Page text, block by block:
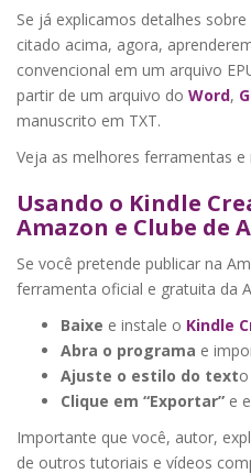
Se já explicamos detalhes
citado acima, agora,
convencional em um arquivo
partir de um arquivo do Word,
manuscrito em TXT.
Veja as melhores ferramentas e
Usando o Kindle
Amazon e Clube de
Se você pretende publicar na
ferramenta oficial e gratuita da
Baixe e instale o Kindle
Abra o programa e
Ajuste o estilo do text
Clique em “Exportar” e
Importante que você, autor,
de outros tutoriais e vídeos